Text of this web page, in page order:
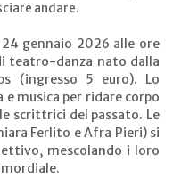
andare.
24 gennaio 2026 alle ore
teatro-danza nato dalla
(ingresso 5 euro). Lo
musica per ridare corpo
scrittrici del passato. Le
Ferlito e Afra Pieri) si
mescolando i loro